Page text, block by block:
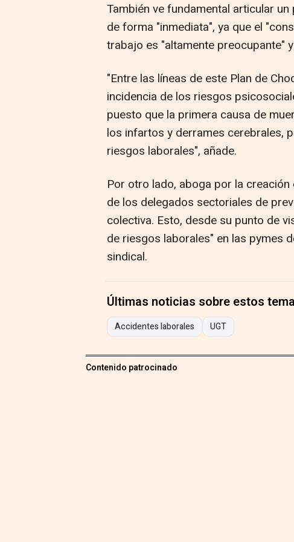
También ve fundamental articular
de forma "inmediata", ya que el
trabajo es "altamente preocupante"
"Entre las líneas de este Plan de
incidencia de los riesgos
puesto que la primera causa de
los infartos y derrames cerebrales,
riesgos laborales", añade.
Por otro lado, aboga por la
de los delegados sectoriales de
colectiva. Esto, desde su punto de
de riesgos laborales" en las pymes
sindical.
Últimas noticias sobre estos
Accidentes laborales UGT
Contenido patrocinado